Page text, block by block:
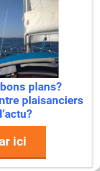
de retirer son
fonctonnalités et
de vos données
façon dont les
traitées
plans?
plaisanciers
ici